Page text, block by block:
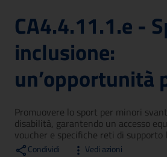
CA4.4.11.1.e -
inclusione:
un’opportunità
Promuovere lo sport per minori
disabilità, garantendo un accesso
voucher e specifiche reti di supporto
Condividi Vedi azioni